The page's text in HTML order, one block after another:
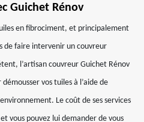
Guichet Rénov
en fibrociment, et principalement
de faire intervenir un couvreur
l’artisan couvreur Guichet Rénov
vos tuiles à l’aide de
Le coût de ses services
vous pouvez lui demander de vous